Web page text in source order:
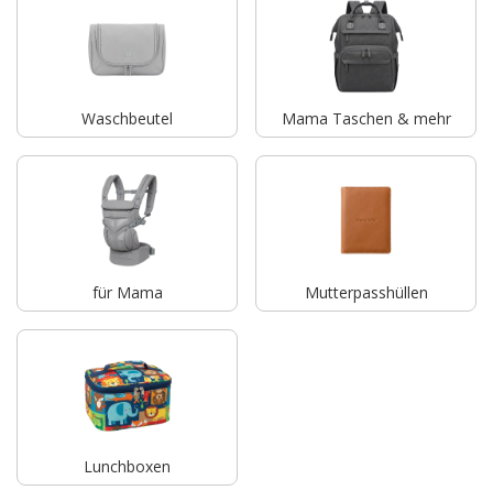
Waschbeutel Mama Taschen & mehr
für Mama Mutterpasshüllen
Lunchboxen